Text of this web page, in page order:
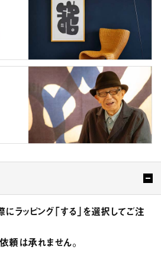
ラッピング「する」を選択してご注
頼は承れません。